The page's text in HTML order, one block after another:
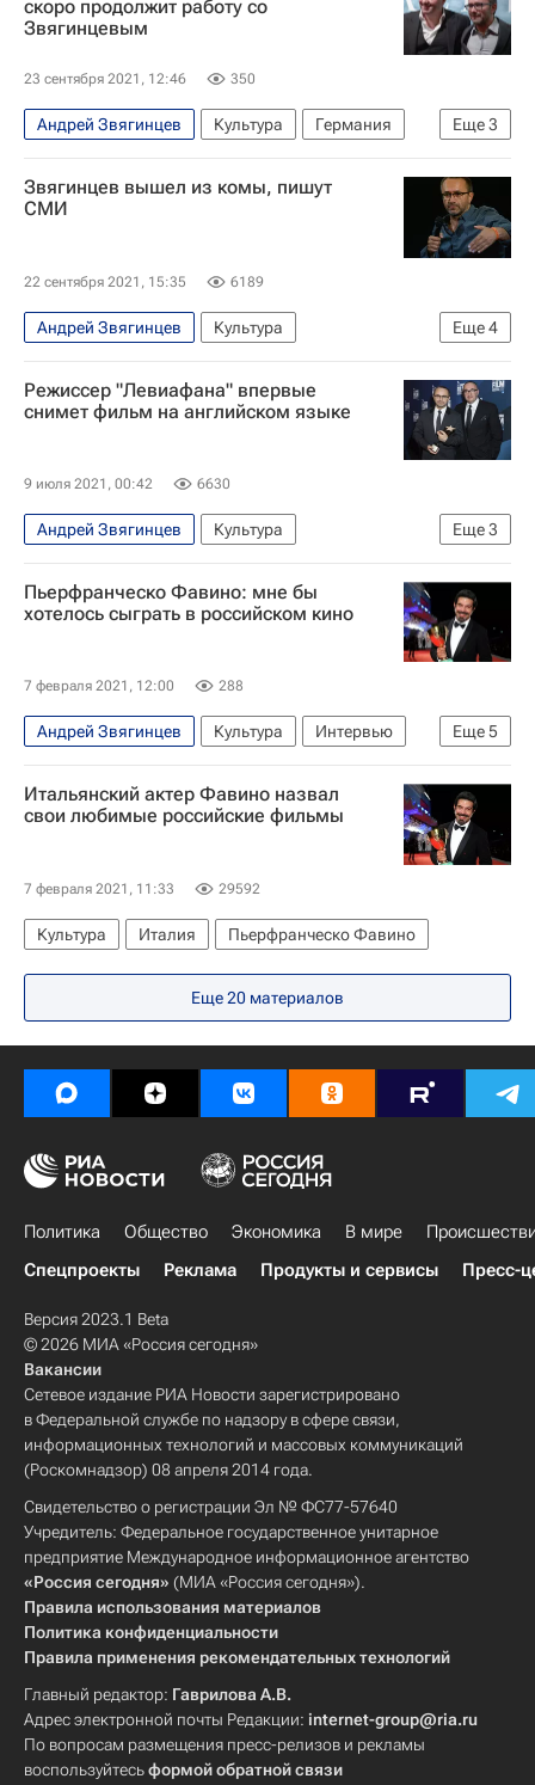
Кино
скоро продолжит работу со
Звягинцевым
23 сентября 2021, 12:46 350
Еще3
Андрей Звягинцев Культура
Германия
Александр Роднянский
Новости культуры
Коронавирус COVID-19
Звягинцев вышел из комы, пишут
СМИ
22 сентября 2021, 15:35 6189
Еще4
Андрей Звягинцев
Культура
Фильм Андрея Звягинцева "Левиафан"
Коронавирус COVID-19
Режиссер "Левиафана" впервые
снимет фильм на английском языке
9 июля 2021, 00:42 6630
Еще3
Андрей Звягинцев
Культура
Александр Роднянский
Новости культуры
Кино
Пьерфранческо Фавино: мне бы
хотелось сыграть в российском кино
7 февраля 2021, 12:00 288
Еще5
Андрей Звягинцев Культура
Интервью
Италия
Кино
Михаил Калатозов
Россия
Пьерфранческо Фавино
Итальянский актер Фавино назвал
свои любимые российские фильмы
7 февраля 2021, 11:33 29592
Культура Италия Пьерфранческо Фавино
Еще20 материалов
Политика Общество Экономика В мире
Спецпроекты
Реклама Продукты и сервисы Пресс-
Версия 2023.1 Beta
© 2026 МИА «Россия сегодня»
Вакансии
Сетевое издание РИА Новости зарегистрировано
в Федеральной службе по надзору в сфере связи,
информационных технологий и массовых коммуникаций
(Роскомнадзор) 08 апреля 2014 года.
Свидетельство о регистрации Эл № ФС77-57640
Учредитель: Федеральное государственное унитарное
предприятие Международное информационное агентство
«Россия сегодня» (МИА «Россия сегодня»).
Правила использования материалов
Политика конфиденциальности
Правила применения рекомендательных технологий
Главный редактор: Гаврилова А.В.
Адрес электронной почты Редакции: internet-group@ria.ru
По вопросам размещения пресс-релизов и рекламы
воспользуйтесьформой обратной связи